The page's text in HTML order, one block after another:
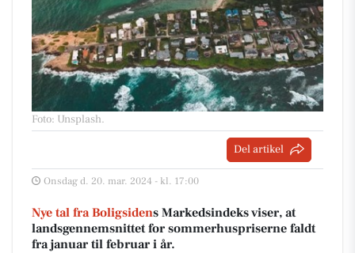
Foto: Unsplash.
Del artikel
Onsdag d. 20. mar. 2024 - kl. 17:00
Nye tal fra Boligsidens Markedsindeks viser, at
landsgennemsnittet for sommerhuspriserne faldt
fra januar til februar i år.